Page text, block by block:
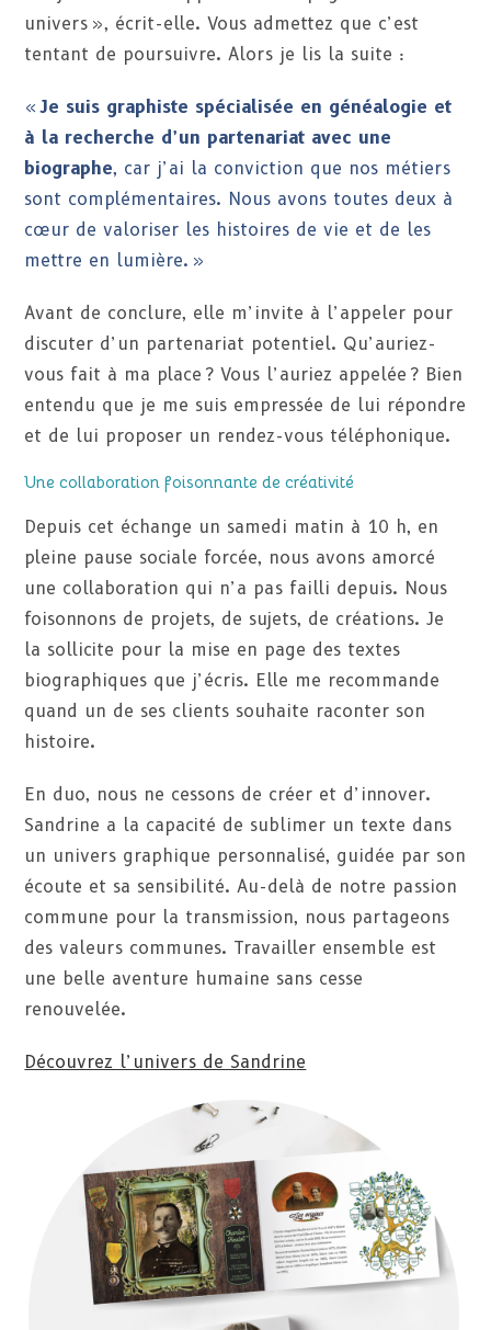
univers », écrit-elle. Vous admettez que c’est
tentant de poursuivre. Alors je lis la suite :
«Je suis graphiste spécialisée en généalogie et
à la recherche d’un partenariat avec une
biographe, car j’ai la conviction que nos métiers
sont complémentaires. Nous avons toutes deux à
cœur de valoriser les histoires de vie et de les
mettre en lumière. »
Avant de conclure, elle m’invite à l’appeler pour
discuter d’un partenariat potentiel. Qu’auriez-
vous fait à ma place ? Vous l’auriez appelée ? Bien
entendu que je me suis empressée de lui répondre
et de lui proposer un rendez-vous téléphonique.
Une collaboration foisonnante de créativité
Depuis cet échange un samedi matin à 10 h, en
pleine pause sociale forcée, nous avons amorcé
une collaboration qui n’a pas failli depuis. Nous
foisonnons de projets, de sujets, de créations. Je
la sollicite pour la mise en page des textes
biographiques que j’écris. Elle me recommande
quand un de ses clients souhaite raconter son
histoire.
En duo, nous ne cessons de créer et d’innover.
Sandrine a la capacité de sublimer un texte dans
un univers graphique personnalisé, guidée par son
écoute et sa sensibilité. Au-delà de notre passion
commune pour la transmission, nous partageons
des valeurs communes. Travailler ensemble est
une belle aventure humaine sans cesse
renouvelée.
Découvrez l’univers de Sandrine